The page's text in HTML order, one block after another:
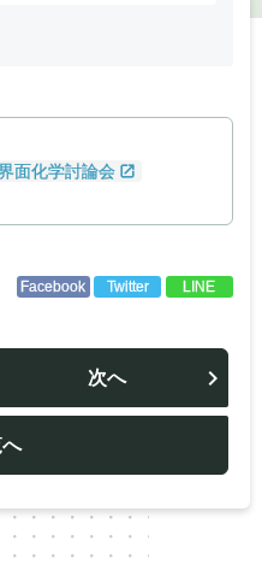
面化学討論会
Facebook Twitter LINE
次へ